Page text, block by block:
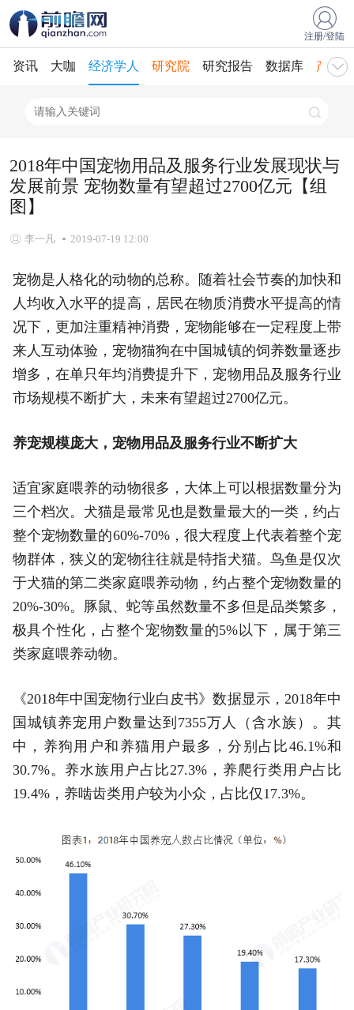
注册/登陆
资讯 大咖 经济学人 研究院 研究报告 数据库 产业
2018年中国宠物用品及服务行业发展现状与
发展前景 宠物数量有望超过2700亿元【组
图】
李一凡 2019-07-19 12:00
宠物是人格化的动物的总称。随着社会节奏的加快和
人均收入水平的提高，居民在物质消费水平提高的情
况下，更加注重精神消费，宠物能够在一定程度上带
来人互动体验，宠物猫狗在中国城镇的饲养数量逐步
增多，在单只年均消费提升下，宠物用品及服务行业
市场规模不断扩大，未来有望超过2700亿元。
养宠规模庞大，宠物用品及服务行业不断扩大
适宜家庭喂养的动物很多，大体上可以根据数量分为
三个档次。犬猫是最常见也是数量最大的一类，约占
整个宠物数量的60%-70%，很大程度上代表着整个宠
物群体，狭义的宠物往往就是特指犬猫。鸟鱼是仅次
于犬猫的第二类家庭喂养动物，约占整个宠物数量的
20%-30%。豚鼠、蛇等虽然数量不多但是品类繁多，
极具个性化，占整个宠物数量的5%以下，属于第三
类家庭喂养动物。
《2018年中国宠物行业白皮书》数据显示，2018年中
国城镇养宠用户数量达到7355万人（含水族）。其
中，养狗用户和养猫用户最多，分别占比46.1%和
30.7%。养水族用户占比27.3%，养爬行类用户占比
19.4%，养啮齿类用户较为小众，占比仅17.3%。